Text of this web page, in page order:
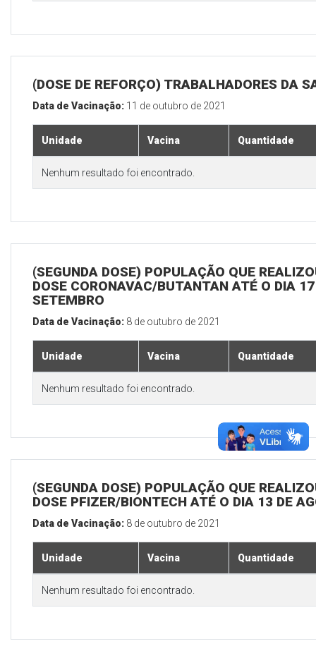
(DOSE DE REFORÇO) TRABALHADORES DA
Data de Vacinação: 11 de outubro de 2021
Unidade Vacina Quantidade
Nenhum resultado foi encontrado.
(SEGUNDA DOSE) POPULAÇÃO QUE
DOSE CORONAVAC/BUTANTAN ATÉ O DIA
SETEMBRO
Data de Vacinação: 8 de outubro de 2021
Unidade Vacina Quantidade
Nenhum resultado foi encontrado.
(SEGUNDA DOSE) POPULAÇÃO QUE
DOSE PFIZER/BIONTECH ATÉ O DIA 13 DE
Data de Vacinação: 8 de outubro de 2021
Unidade Vacina Quantidade
Nenhum resultado foi encontrado.